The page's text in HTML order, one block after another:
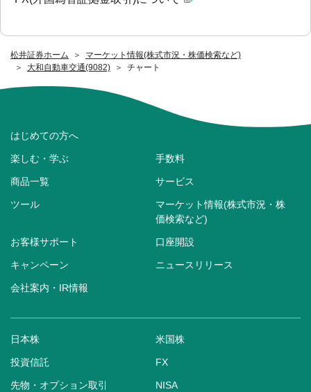
松井証券ホーム
マーケット情報(株式市況・株価検索など)
大和自動車交通(9082)
チャート
はじめての方へ
楽しむ・学ぶ 手数料
商品一覧 サービス
ツール
マーケット情報(株式市況・株
価検索など)
お客様サポート 口座開設
キャンペーン ニュースリリース
会社案内・IR情報
日本株 米国株
投資信託 FX
先物・オプション取引 NISA